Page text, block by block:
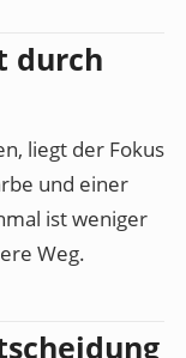
durch
liegt der Fokus
und einer
ist weniger
Weg.